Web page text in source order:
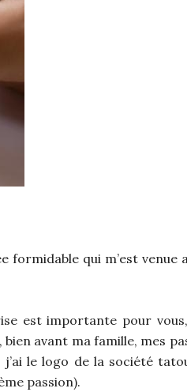
formidable qui m’est venue
est importante pour
avant ma famille, mes
le logo de la société
passion).